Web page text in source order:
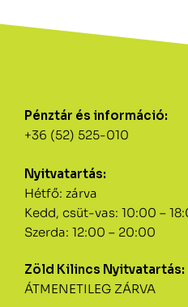
Pénztár és információ:
+36 (52) 525-010
Nyitvatartás:
Hétfő: zárva
Kedd, csüt-vas: 10:00 –
Szerda: 12:00 – 20:00
Zöld Kilincs Nyitvatartás:
ÁTMENETILEG ZÁRVA